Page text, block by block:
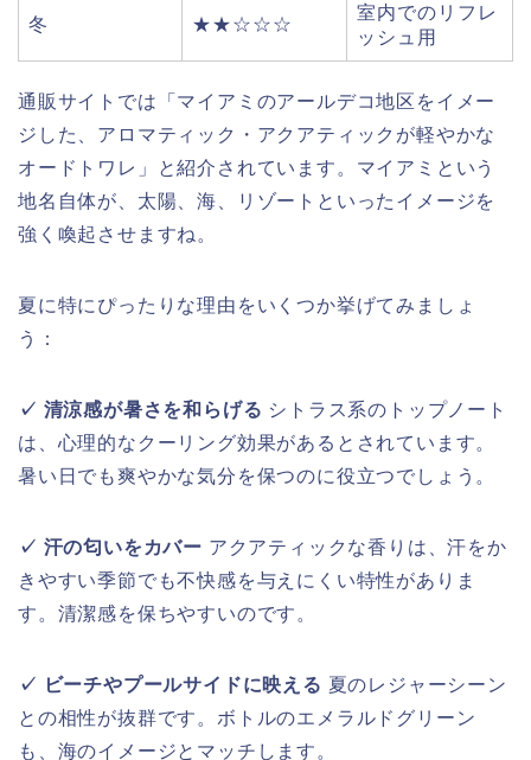
冬 ★★☆☆☆
室内でのリフレ
ッシュ用
通販サイトでは「マイアミのアールデコ地区をイメー
ジした、アロマティック・アクアティックが軽やかな
オードトワレ」と紹介されています。マイアミという
地名自体が、太陽、海、リゾートといったイメージを
強く喚起させますね。
夏に特にぴったりな理由をいくつか挙げてみましょ
う：
✓ 清涼感が暑さを和らげる シトラス系のトップノート
は、心理的なクーリング効果があるとされています。
暑い日でも爽やかな気分を保つのに役立つでしょう。
✓ 汗の匂いをカバー アクアティックな香りは、汗をか
きやすい季節でも不快感を与えにくい特性がありま
す。清潔感を保ちやすいのです。
✓ ビーチやプールサイドに映える 夏のレジャーシーン
との相性が抜群です。ボトルのエメラルドグリーン
も、海のイメージとマッチします。